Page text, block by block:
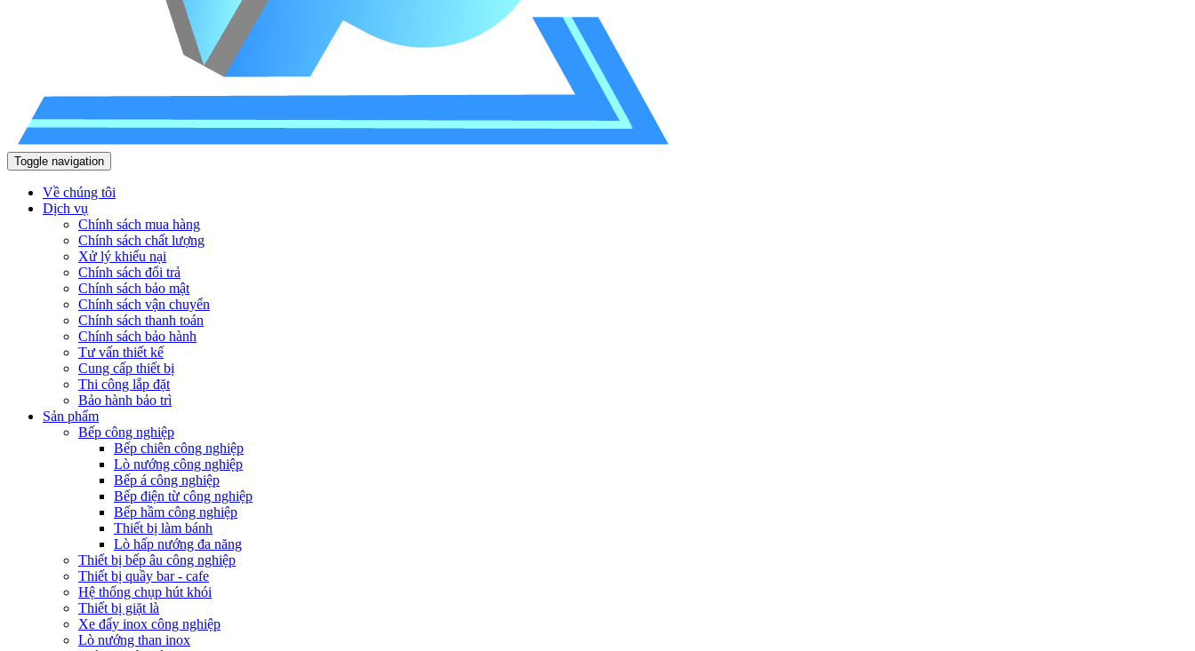
Toggle navigation
Về chúng tôi
Dịch vụ
Chính sách mua hàng
Chính sách chất lượng
Xử lý khiếu nại
Chính sách đổi trả
Chính sách bảo mật
Chính sách vận chuyển
Chính sách thanh toán
Chính sách bảo hành
Tư vấn thiết kế
Cung cấp thiết bị
Thi công lắp đặt
Bảo hành bảo trì
Sản phẩm
Bếp công nghiệp
Bếp chiên công nghiệp
Lò nướng công nghiệp
Bếp á công nghiệp
Bếp điện từ công nghiệp
Bếp hầm công nghiệp
Thiết bị làm bánh
Lò hấp nướng đa năng
Thiết bị bếp âu công nghiệp
Thiết bị quầy bar - cafe
Hệ thống chụp hút khói
Thiết bị giặt là
Xe đẩy inox công nghiệp
Lò nướng than inox